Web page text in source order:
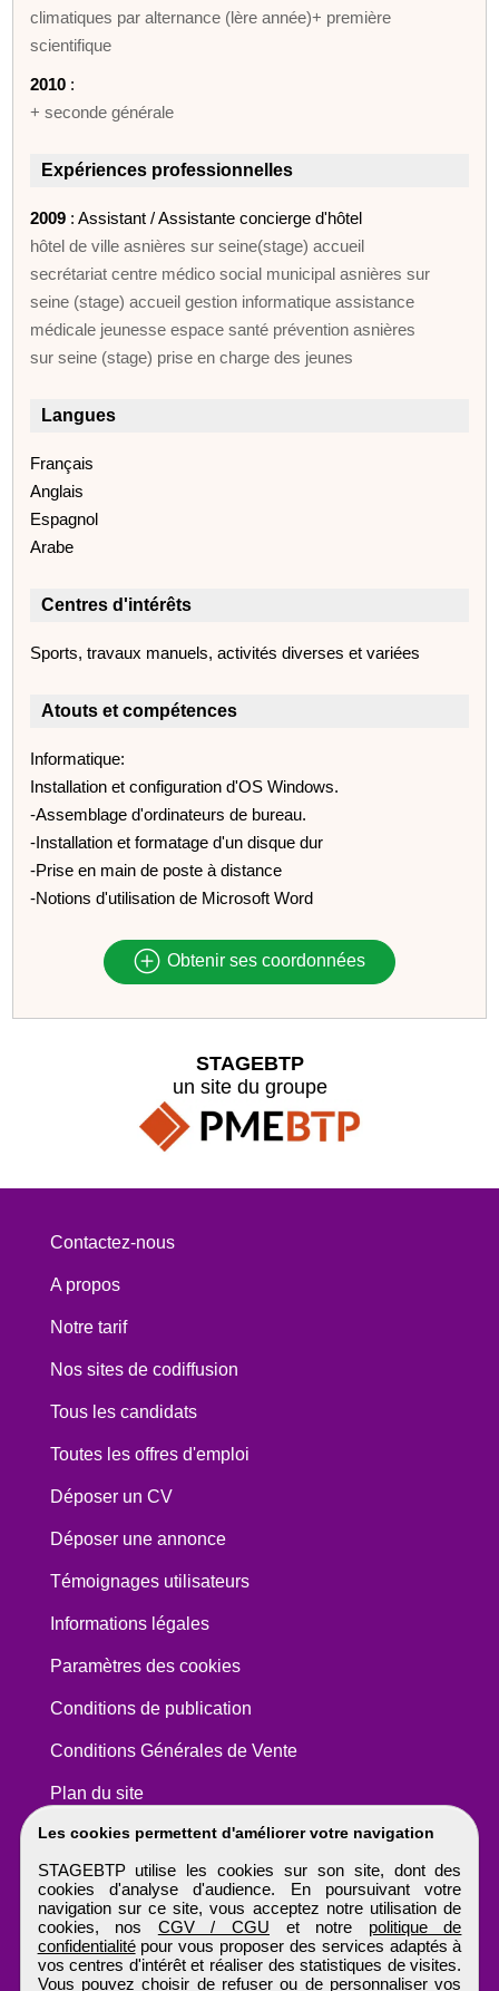
climatiques par alternance (lère année)+ première
scientifique
2010 :
+ seconde générale
Expériences professionnelles
2009 : Assistant / Assistante concierge d'hôtel
hôtel de ville asnières sur seine(stage) accueil
secrétariat centre médico social municipal asnières sur
seine (stage) accueil gestion informatique assistance
médicale jeunesse espace santé prévention asnières
sur seine (stage) prise en charge des jeunes
Langues
Français
Anglais
Espagnol
Arabe
Centres d'intérêts
Sports, travaux manuels, activités diverses et variées
Atouts et compétences
Informatique:
Installation et configuration d'OS Windows.
-Assemblage d'ordinateurs de bureau.
-Installation et formatage d'un disque dur
-Prise en main de poste à distance
-Notions d'utilisation de Microsoft Word
Obtenir ses coordonnées
Les cookies permettent d'améliorer votre navigation
STAGEBTP utilise les cookies sur son site, dont des
cookies d'analyse d'audience. En poursuivant votre
navigation sur ce site, vous acceptez notre utilisation de
cookies, nos CGV / CGU et notre politique de
confidentialitépour vous proposer des services adaptés à
vos centres d'intérêt et réaliser des statistiques de visites.
Vous pouvez choisir de refuser ou de personnaliser vos
STAGEBTP
un site du groupe
Contactez-nous
A propos
Notre tarif
Nos sites de codiffusion
Tous les candidats
Toutes les offres d'emploi
Déposer un CV
Déposer une annonce
Témoignages utilisateurs
Informations légales
Paramètres des cookies
Conditions de publication
Conditions Générales de Vente
Plan du site